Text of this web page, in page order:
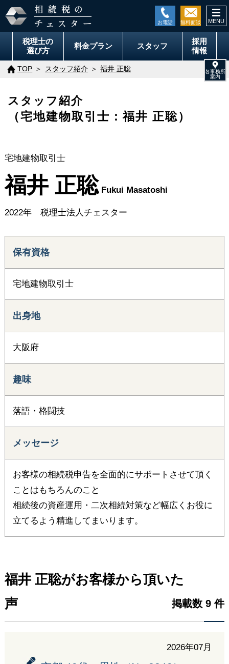
税理士の
選び方
料金プラン スタッフ
採用
情報
TOP スタッフ紹介 福井 正聡
スタッフ紹介
（宅地建物取引士：福井 正聡）
宅地建物取引士
福井 正聡Fukui Masatoshi
2022年 税理士法人チェスター
保有資格
宅地建物取引士
出身地
大阪府
趣味
落語・格闘技
メッセージ
お客様の相続税申告を全面的にサポートさせて頂く
ことはもちろんのこと
相続後の資産運用・二次相続対策など幅広くお役に
立てるよう精進してまいります。
福井 正聡がお客様から頂いた
声
掲載数 9 件
2026年07月